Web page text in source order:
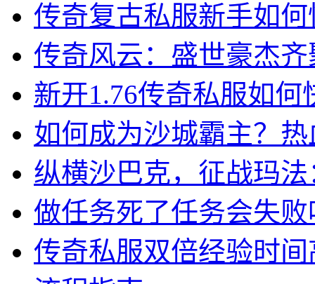
传奇复古私服新手如
传奇风云：盛世豪杰
新开1.76传奇私服如何
如何成为沙城霸主？
纵横沙巴克，征战玛
做任务死了任务会失败
传奇私服双倍经验时